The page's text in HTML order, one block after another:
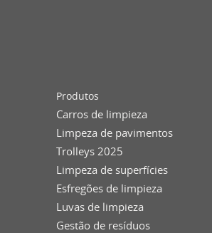
Produtos
Carros de limpieza
Limpeza de pavimentos
Trolleys 2025
Limpeza de superfícies
Esfregões de limpieza
Luvas de limpieza
Gestão de resíduos